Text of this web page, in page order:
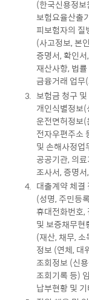
(한국신용정
보험요율산출
피보험자의 질
(사고정보, 본
증명서, 확인
재산사항, 법
금융거래 업무
보험금 청구
개인식별정보
운전면허정보
전자우편주소
및 손해사정
공공기관, 의
조사서, 증명
대출계약 체결
(성명, 주민등
휴대전화번호,
및 보증채무현
(재산, 채무,
정보 (연체, 대
조회정보 (신
조회기록 등)
납부현황 및